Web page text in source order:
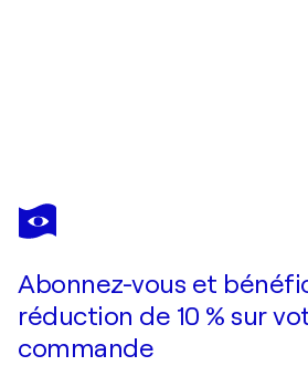
MARIO
HENRIQUE
Je passe
Abonnez-vous et
réduction de 10 % sur
commande